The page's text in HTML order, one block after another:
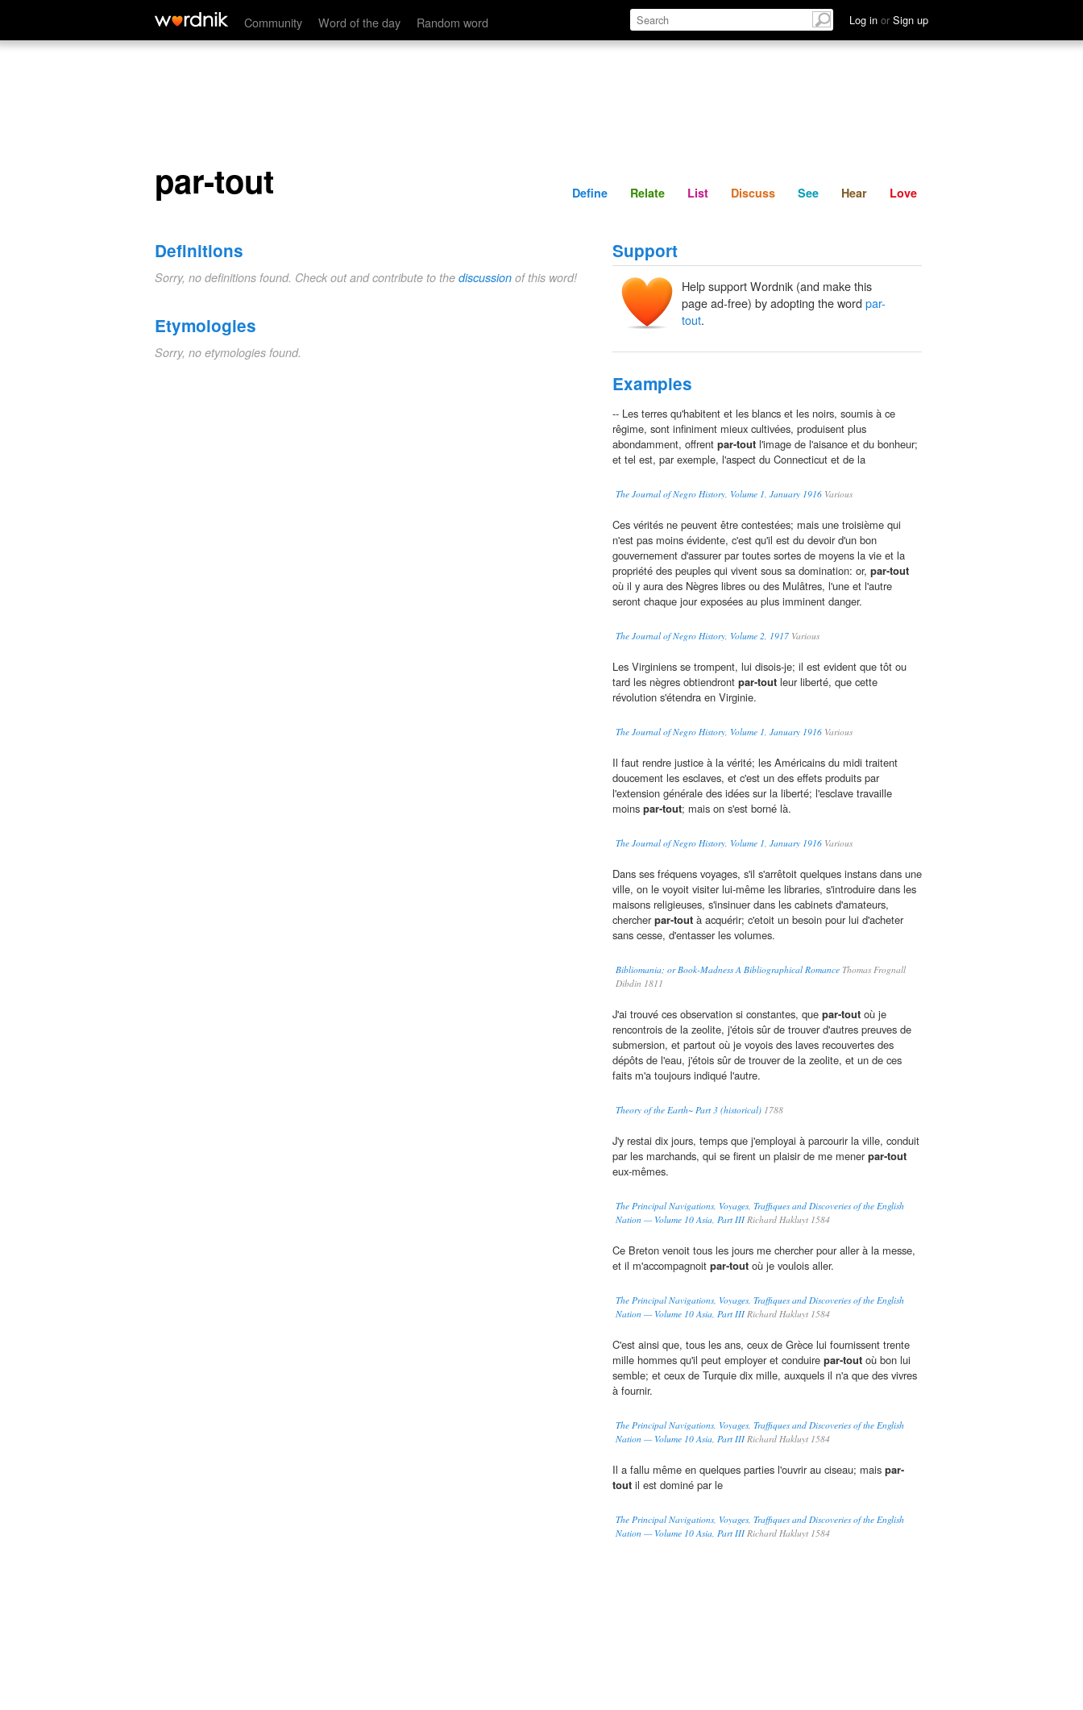
Community Word of the day Random word Log in or Sign up
par-tout Define Relate Discuss See Hear
par-tout Define Relate List Discuss See Hear Love
Definitions
Sorry, no definitions found. Check out and contribute to the discussion of this word!
Etymologies
Sorry, no etymologies found.
Support
Help support Wordnik (and make this
page ad-free) by adopting the word par-
tout.
Examples
-- Les terres qu'habitent et les blancs et les noirs, soumis à ce
rêgime, sont infiniment mieux cultivées, produisent plus
abondamment, offrent par-tout l'image de l'aisance et du bonheur;
et tel est, par exemple, l'aspect du Connecticut et de la
The Journal of Negro History, Volume 1, January 1916 Various
Ces vérités ne peuvent être contestées; mais une troisième qui
n'est pas moins évidente, c'est qu'il est du devoir d'un bon
gouvernement d'assurer par toutes sortes de moyens la vie et la
propriété des peuples qui vivent sous sa domination: or, par-tout
où il y aura des Nègres libres ou des Mulâtres, l'une et l'autre
seront chaque jour exposées au plus imminent danger.
The Journal of Negro History, Volume 2, 1917 Various
Les Virginiens se trompent, lui disois-je; il est evident que tôt ou
tard les nègres obtiendront par-tout leur liberté, que cette
révolution s'étendra en Virginie.
The Journal of Negro History, Volume 1, January 1916 Various
Il faut rendre justice à la vérité; les Américains du midi traitent
doucement les esclaves, et c'est un des effets produits par
l'extension générale des idées sur la liberté; l'esclave travaille
moins par-tout; mais on s'est borné là.
The Journal of Negro History, Volume 1, January 1916 Various
Dans ses fréquens voyages, s'il s'arrêtoit quelques instans dans une
ville, on le voyoit visiter lui-même les libraries, s'introduire dans les
maisons religieuses, s'insinuer dans les cabinets d'amateurs,
chercherpar-tout à acquérir; c'etoit un besoin pour lui d'acheter
sans cesse, d'entasser les volumes.
Bibliomania; or Book-Madness A Bibliographical Romance Thomas Frognall
Dibdin 1811
J'ai trouvé ces observation si constantes, que par-tout où je
rencontrois de la zeolite, j'étois sûr de trouver d'autres preuves de
submersion, et partout où je voyois des laves recouvertes des
dépôts de l'eau, j'étois sûr de trouver de la zeolite, et un de ces
faits m'a toujours indiqué l'autre.
Theory of the Earth~ Part 3 (historical) 1788
J'y restai dix jours, temps que j'employai à parcourir la ville, conduit
par les marchands, qui se firent un plaisir de me menerpar-tout
eux-mêmes.
The Principal Navigations, Voyages, Traffiques and Discoveries of the English
Nation — Volume 10 Asia, Part IIIRichard Hakluyt 1584
Ce Breton venoit tous les jours me chercher pour aller à la messe,
et il m'accompagnoit par-tout où je voulois aller.
The Principal Navigations, Voyages, Traffiques and Discoveries of the English
Nation — Volume 10 Asia, Part IIIRichard Hakluyt 1584
C'est ainsi que, tous les ans, ceux de Grèce lui fournissent trente
mille hommes qu'il peut employer et conduire par-tout où bon lui
semble; et ceux de Turquie dix mille, auxquels il n'a que des vivres
à fournir.
The Principal Navigations, Voyages, Traffiques and Discoveries of the English
Nation — Volume 10 Asia, Part IIIRichard Hakluyt 1584
Il a fallu même en quelques parties l'ouvrir au ciseau; mais par-
tout il est dominé par le
The Principal Navigations, Voyages, Traffiques and Discoveries of the English
Nation — Volume 10 Asia, Part IIIRichard Hakluyt 1584